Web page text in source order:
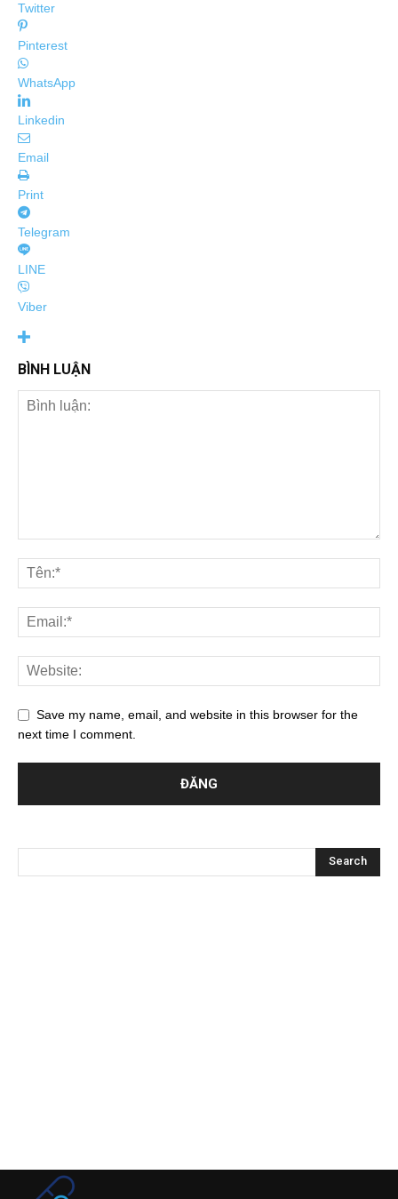
Twitter
Pinterest
WhatsApp
Linkedin
Email
Print
Telegram
LINE
Viber
BÌNH LUẬN
Save my name, email, and website in this browser for the
next time I comment.